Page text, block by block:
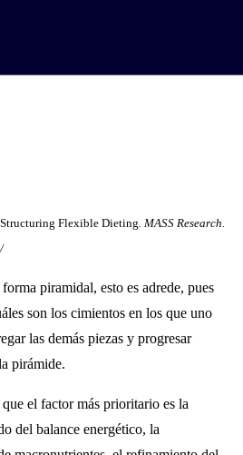
Flexible Dieting. MASS Research.
piramidal, esto es adrede, pues
son los cimientos en los que uno
las demás piezas y progresar
pirámide.
el factor más prioritario es la
del balance energético, la